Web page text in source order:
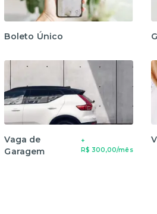
Boleto Único
Vaga de
Garagem
+
R$ 300,00/mês